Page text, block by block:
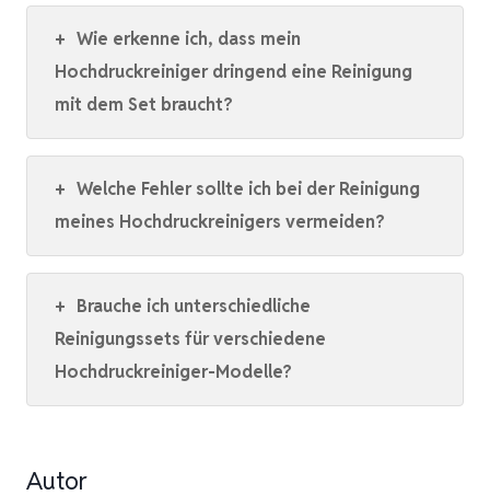
+ Wie erkenne ich, dass mein
Hochdruckreiniger dringend eine Reinigung
mit dem Set braucht?
+ Welche Fehler sollte ich bei der Reinigung
meines Hochdruckreinigers vermeiden?
+ Brauche ich unterschiedliche
Reinigungssets für verschiedene
Hochdruckreiniger-Modelle?
Autor